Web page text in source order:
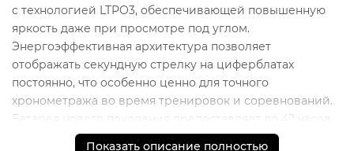
с технологией LTPO3, обеспечивающей повышенную
яркость даже при просмотре под углом.
Энергоэффективная архитектура позволяет
отображать секундную стрелку на циферблатах
постоянно, что особенно ценно для точного
хронометража во время тренировок и соревнований.
Батарея нового поколения предоставляет до 42 часов
работы в нормальном режиме и до 72 часов в режиме
Показать описание полностью